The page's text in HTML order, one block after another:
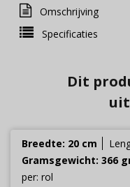
Omschrijving
Specificaties
Dit
Breedte: 20 cm
Gramsgewicht: 366
per: rol